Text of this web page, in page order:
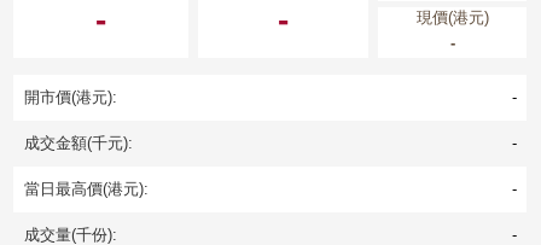
- -
現價(港元)
-
開市價(港元): -
成交金額(千元): -
當日最高價(港元): -
成交量(千份): -